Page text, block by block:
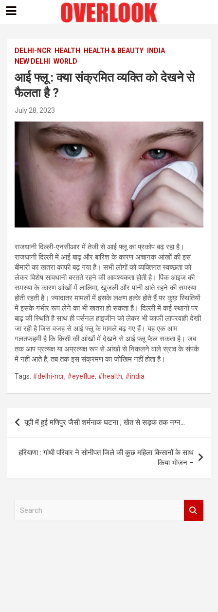
contentDELHI-NCR HEALTH HEALTH & BEAUTY
INDIA
NEW DELHI
WORLD
आई फ्लू : क्या संक्रमित व्यक्ति को देखने से
फैलता है ?
July 28, 2023
राजधानी दिल्ली-एनसीआर में तेजी से आई फ्लू का प्रकोप बढ़ रहा है।
राजधानी दिल्ली में आई बाढ़ और बारिश के कारण अचानक आंखों की इस
बीमारी का खतरा काफी बढ़ गया है। सभी लोगों को व्यक्तिगत स्वच्छता को
लेकर विशेष सावधानी बरतते रहने की आवश्यकता होती है। पिंक आइज की
समस्या के कारण आंखों में लालिमा, खुजली और पानी आते रहने की समस्या
होती रहती है। ज्यादातर मामलों में इसके लक्षण हल्के होते हैं पर कुछ स्थितियों
में इसके गंभीर रूप लेने का भी खतरा हो सकता है। दिल्ली में कई स्थानों पर
बाढ़ की स्थिति है साथ ही पर्सनल हाइजीन को लेकर भी काफी लापरवाही देखी
जा रही है जिस वजह से आई फ्लू के मामले बढ़ गए हैं। यह एक आम
गलतफहमी है कि किसी की आंखों में देखने से आई फ्लू फैल सकता है। जब
तक आप प्रत्यक्ष या अप्रत्यक्ष रूप से आंखों से निकलने वाले स्राव के संपर्क
में नहीं आते हैं, तब तक इस संक्रमण का जोखिम नहीं होता है।
Tags: #delhi-ncr, #eyeflue, #health, #india
Post
navigation
यूपी में हुई मणिपुर जैसी शर्मनाक घटना , खेत से सड़क तक नग्न…
हरियाणा : गांधी परिवार ने सोनीपत जिले की कुछ महिला किसानों के साथ
किया भोजन –